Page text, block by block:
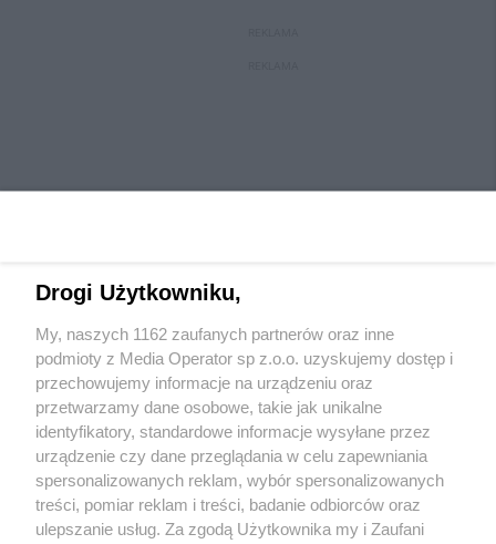
Wydawca mediówlokalnych
Nie zapomnij
zapoznać się z:
polityką prywatności regulamin korzystania z portali
Twojemiasto Skontaktuj się z nami
Drogi Użytkowniku,
My, naszych 1162 zaufanych partnerów oraz inne
podmioty z Media Operator sp z.o.o. uzyskujemy dostęp i
przechowujemy informacje na urządzeniu oraz
przetwarzamy dane osobowe, takie jak unikalne
identyfikatory, standardowe informacje wysyłane przez
urządzenie czy dane przeglądania w celu zapewniania
spersonalizowanych reklam, wybór spersonalizowanych
treści, pomiar reklam i treści, badanie odbiorców oraz
ulepszanie usług. Za zgodą Użytkownika my i Zaufani